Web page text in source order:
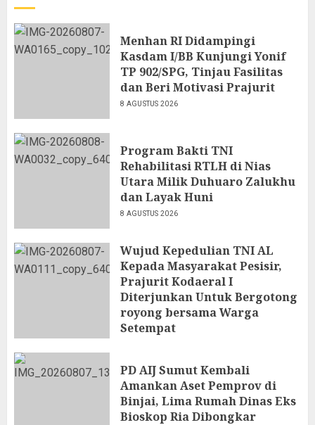
Menhan RI Didampingi
Kasdam I/BB Kunjungi Yonif
TP 902/SPG, Tinjau Fasilitas
dan Beri Motivasi Prajurit
8 AGUSTUS 2026
Program Bakti TNI
Rehabilitasi RTLH di Nias
Utara Milik Duhuaro Zalukhu
dan Layak Huni
8 AGUSTUS 2026
Wujud Kepedulian TNI AL
Kepada Masyarakat Pesisir,
Prajurit Kodaeral I
Diterjunkan Untuk Bergotong
royong bersama Warga
Setempat
PD AIJ Sumut Kembali
Amankan Aset Pemprov di
Binjai, Lima Rumah Dinas Eks
Bioskop Ria Dibongkar